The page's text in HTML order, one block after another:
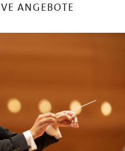
ANGEBOTE